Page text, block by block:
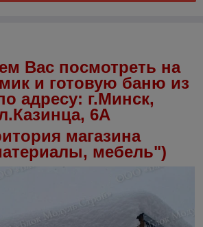
Вас посмотреть на
и готовую баню из
адресу: г.Минск,
6А
магазина
мебель")